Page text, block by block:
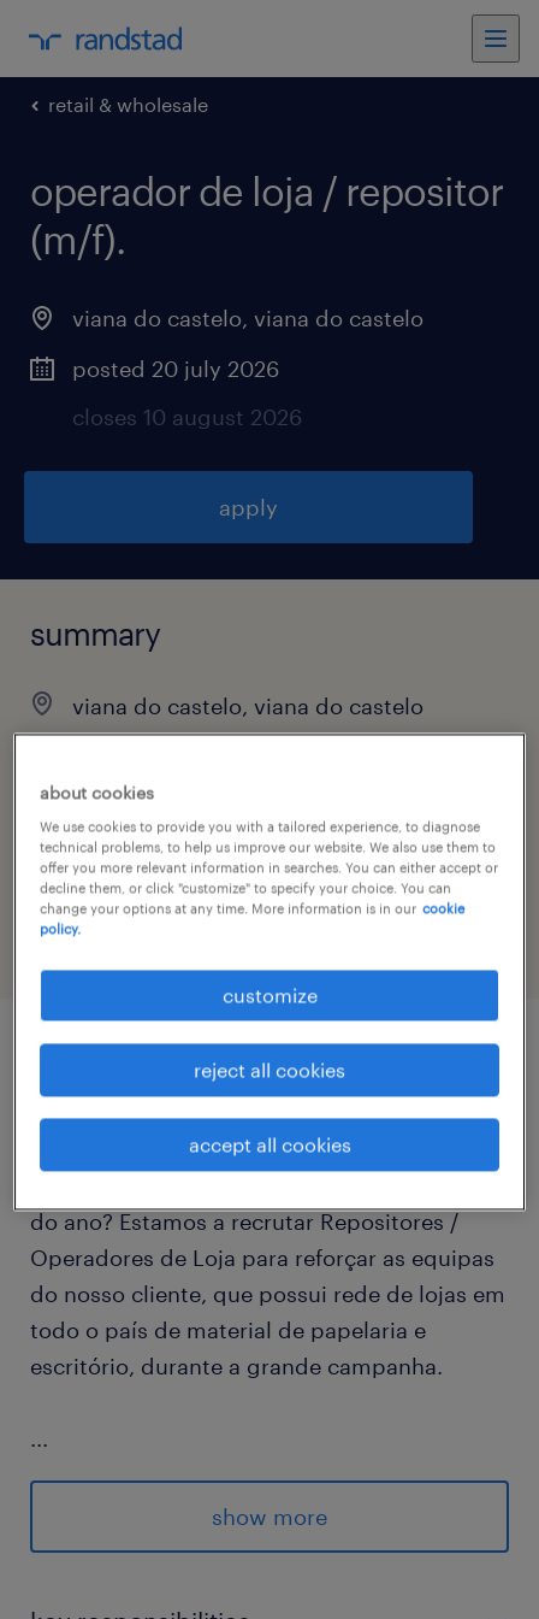
retail & wholesale
operador de loja / repositor
(m/f).
viana do castelo, viana do castelo
posted 20 july 2026
closes 10 august 2026
apply
summary
viana do castelo, viana do castelo
job category
retail & wholesale
Gostas da dinâmica do retalho e queres fazer
do ano? Estamos a recrutar Repositores /
Operadores de Loja para reforçar as equipas
do nosso cliente, que possui rede de lojas em
todo o país de material de papelaria e
escritório, durante a grande campanha.
...
Se és uma pessoa organizada, ativa e gostas
do contacto com o público, esta é a tua
oportunidade de garantir um projeto com
show more
about cookies
We use cookies to provide you with a tailored experience, to diagnose
technical problems, to help us improve our website. We also use them to
offer you more relevant information in searches. You can either accept or
decline them, or click "customize" to specify your choice. You can
change your options at any time. More information is in our cookie
policy.
customize
reject all cookies
accept all cookies